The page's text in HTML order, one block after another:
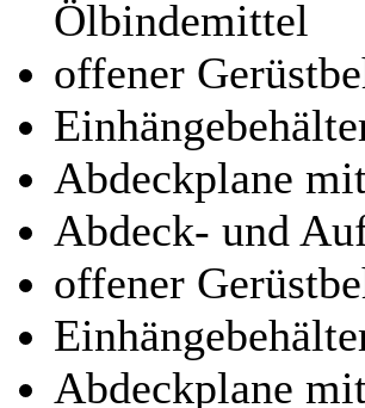
Ölbindemittel
offener
Abdeckplane
Abdeck- und
offener
Abdeckplane